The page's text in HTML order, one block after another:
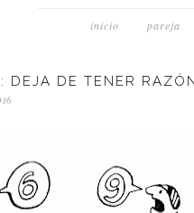
inicio pareja
DEJA DE TENER